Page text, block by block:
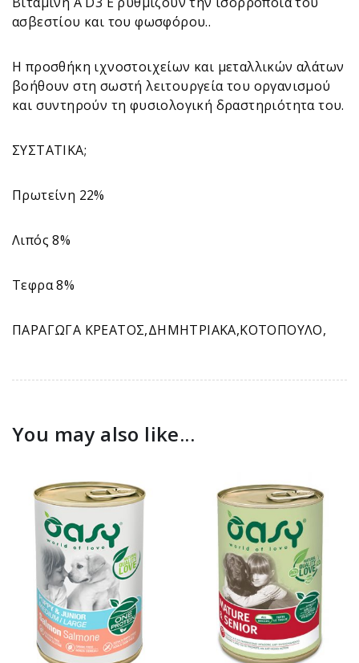
ασβεστίου και του φωσφόρου..
Η προσθήκη ιχνοστοιχείων και μεταλλικών αλάτων
βοήθουν στη σωστή λειτουργεία του οργανισμού
και συντηρούν τη φυσιολογική δραστηριότητα του.
ΣΥΣΤΑΤΙΚΑ;
Πρωτείνη 22%
Λιπός 8%
Τεφρα 8%
ΠΑΡΑΓΩΓΑ ΚΡΕΑΤΟΣ,ΔΗΜΗΤΡΙΑΚΑ,ΚΟΤΟΠΟΥΛΟ,
You may also like...